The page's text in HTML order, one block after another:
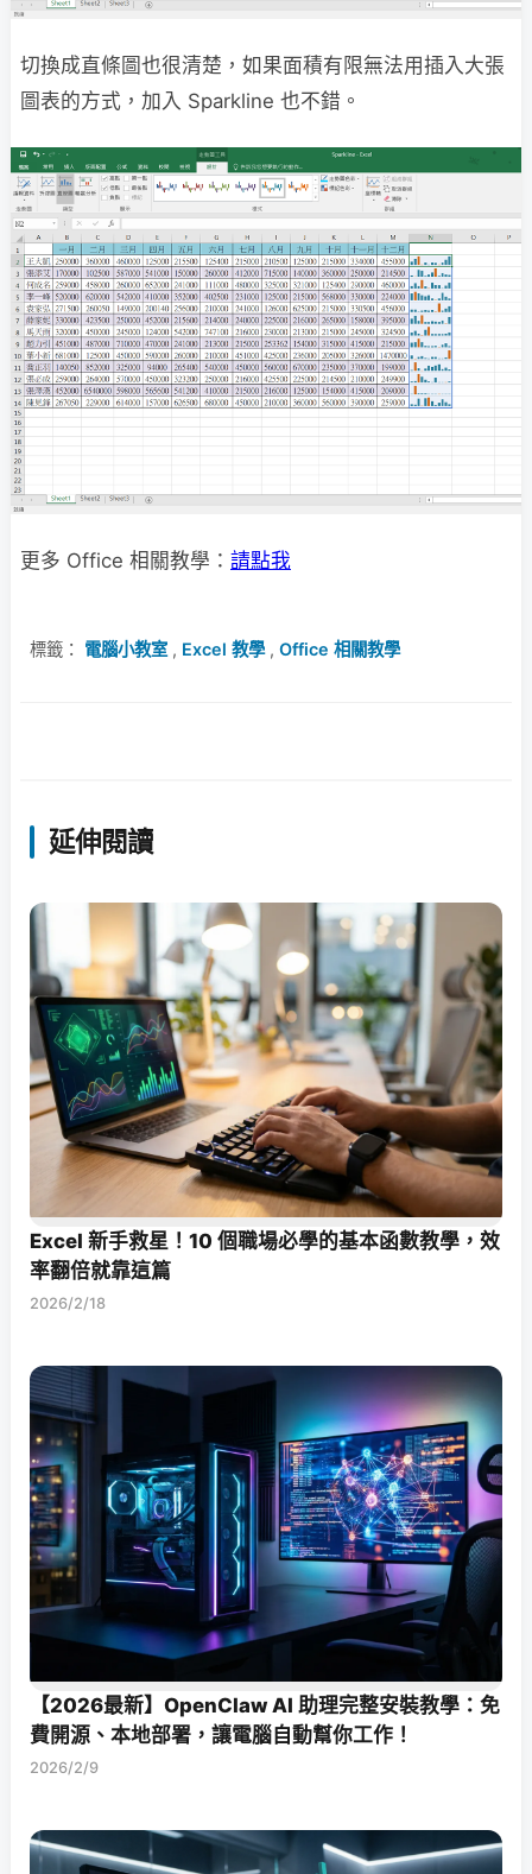
切換成直條圖也很清楚，如果面積有限無法用插入大張
圖表的方式，加入 Sparkline 也不錯。
更多 Office 相關教學： 請點我
標籤： 電腦小教室 , Excel 教學, Office 相關教學
延伸閱讀
Excel 新手救星！10 個職場必學的基本函數教學，效
率翻倍就靠這篇
2026/2/18
【2026最新】OpenClaw AI 助理完整安裝教學：免
費開源、本地部署，讓電腦自動幫你工作！
2026/2/9